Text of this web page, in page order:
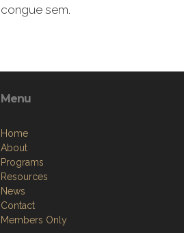
congue sem.
Menu
Home
About
Programs
Resources
News
Contact
Members Only